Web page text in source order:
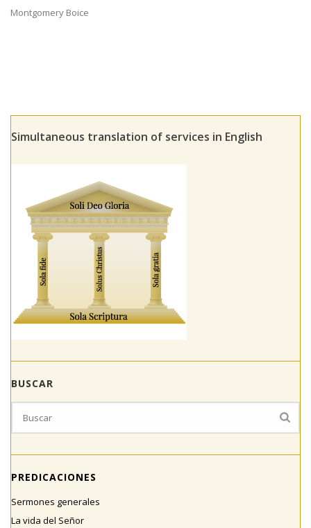
Montgomery Boice
Simultaneous translation of services in English
BUSCAR
PREDICACIONES
Sermones generales
La vida del Señor